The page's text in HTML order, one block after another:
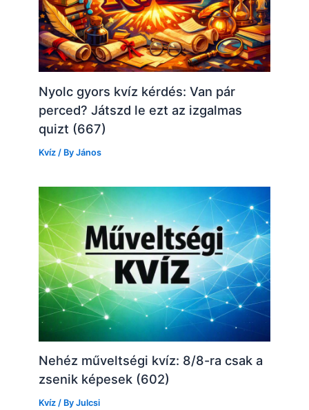
Nyolc gyors kvíz kérdés: Van pár
perced? Játszd le ezt az izgalmas
quizt (667)
Kvíz / ByJános
Nehéz műveltségi kvíz: 8/8-ra csak a
zsenik képesek (602)
Kvíz / ByJulcsi